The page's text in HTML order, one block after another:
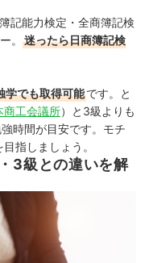
記能力検定・全商簿記検
。
迷ったら日商簿記検
学でも取得可能です。と
商工会議所）
と3級よりも
時間が目安です。モチ
指しましょう。
3級との違いを解